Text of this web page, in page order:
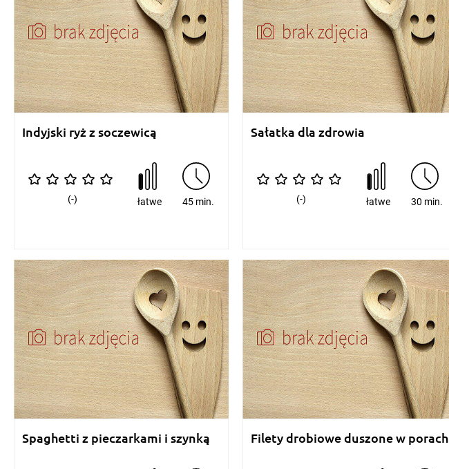
Indyjski ryż z soczewicą
(-) łatwe 45 min.
Sałatka dla zdrowia
(-) łatwe 30 min.
Spaghetti z pieczarkami i szynką Filety drobiowe duszone w porach